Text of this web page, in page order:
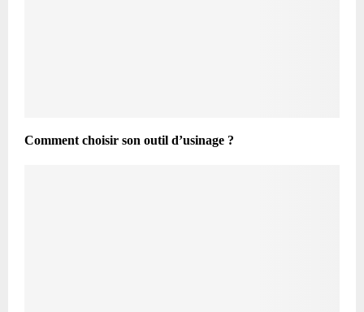
Comment choisir son outil d’usinage ?